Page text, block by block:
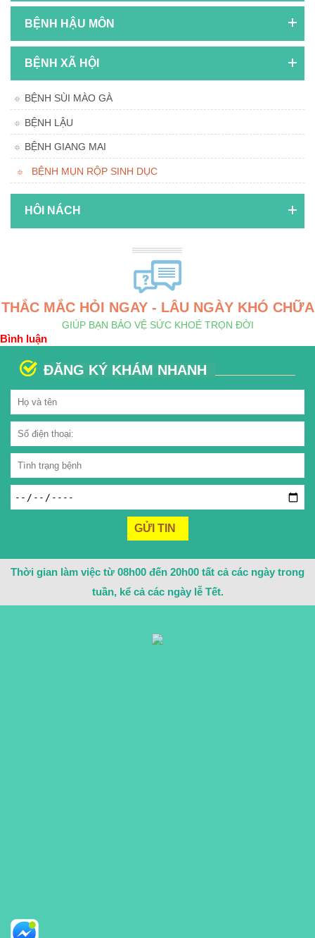
BỆNH HẬU MÔN
BỆNH XÃ HỘI
BỆNH SÙI MÀO GÀ
BỆNH LẬU
BỆNH GIANG MAI
BỆNH MỤN RỘP SINH DỤC
HÔI NÁCH
THẮC MẮC HỎI NGAY - LÂU NGÀY KHÓ CHỮA
GIÚP BẠN BẢO VỆ SỨC KHOẺ TRỌN ĐỜI
Bình luận
ĐĂNG KÝ KHÁM NHANH
Thời gian làm việc từ 08h00 đến 20h00 tất cả các ngày trong
tuần, kể cả các ngày lễ Tết.